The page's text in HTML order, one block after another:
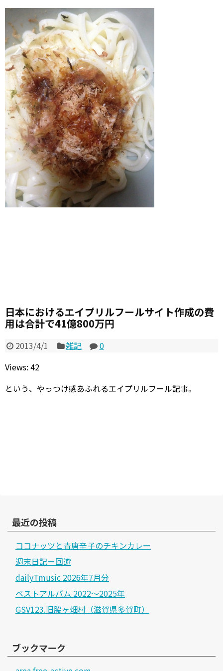
日本におけるエイプリルフールサイト作成の費
用は合計で41億800万円
2013/4/1 雑記
0
Views: 42
という、やっつけ感あふれるエイプリルフール記事。
最近の投稿
ココナッツと青唐辛子のチキンカレー
週末日記ー回遊
dailyTmusic 2026年7月分
ベストアルバム 2022～2025年
GSV123.旧脇ヶ畑村（滋賀県多賀町）
ブックマーク